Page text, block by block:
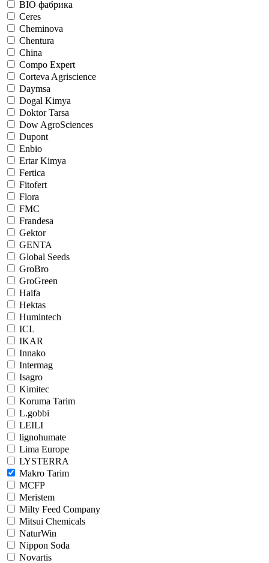
BIO фабрика
Ceres
Cheminova
Chentura
China
Compo Expert
Corteva Agriscience
Daymsa
Dogal Kimya
Doktor Tarsa
Dow AgroSciences
Dupont
Enbio
Ertar Kimya
Fertica
Fitofert
Flora
FMC
Frandesa
Gektor
GENTA
Global Seeds
GroBro
GroGreen
Haifa
Hektas
Humintech
ICL
IKAR
Innako
Intermag
Isagro
Kimitec
Koruma Tarim
L.gobbi
LEILI
lignohumate
Lima Europe
LYSTERRA
Makro Tarim
MCFP
Meristem
Milty Feed Company
Mitsui Chemicals
NaturWin
Nippon Soda
Novartis